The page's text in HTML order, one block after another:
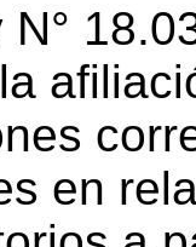
N°
en